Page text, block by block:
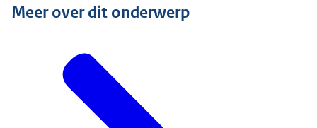
Meer over dit onderwerp